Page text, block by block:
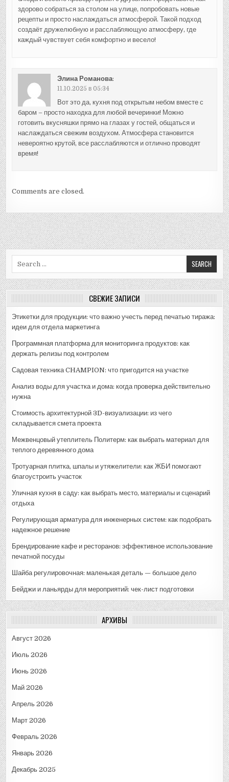
здорово собраться за столом на улице, попробовать новые
рецепты и просто наслаждаться атмосферой. Такой подход
создаёт дружелюбную и расслабляющую атмосферу, где
каждый чувствует себя комфортно и весело!
Элина Романова:
11.10.2025 в 05:34
Вот это да, кухня под открытым небом вместе с
баром – просто находка для любой вечеринки! Можно
готовить вкусняшки прямо на глазах у гостей, общаться и
наслаждаться свежим воздухом. Атмосфера становится
невероятно крутой, все расслабляются и отлично проводят
время!
Comments are closed.
СВЕЖИЕ ЗАПИСИ
Этикетки для продукции: что важно учесть перед печатью тиража:
идеи для отдела маркетинга
Программная платформа для мониторинга продуктов: как
держать релизы под контролем
Садовая техника CHAMPION: что пригодится на участке
Анализ воды для участка и дома: когда проверка действительно
нужна
Стоимость архитектурной 3D-визуализации: из чего
складывается смета проекта
Межвенцовый утеплитель Политерм: как выбрать материал для
теплого деревянного дома
Тротуарная плитка, шпалы и утяжелители: как ЖБИ помогают
благоустроить участок
Уличная кухня в саду: как выбрать место, материалы и сценарий
отдыха
Регулирующая арматура для инженерных систем: как подобрать
надежное решение
Брендирование кафе и ресторанов: эффективное использование
печатной посуды
Шайба регулировочная: маленькая деталь — большое дело
Бейджи и ланьярды для мероприятий: чек-лист подготовки
АРХИВЫ
Август 2026
Июль 2026
Июнь 2026
Май 2026
Апрель 2026
Март 2026
Февраль 2026
Январь 2026
Декабрь 2025